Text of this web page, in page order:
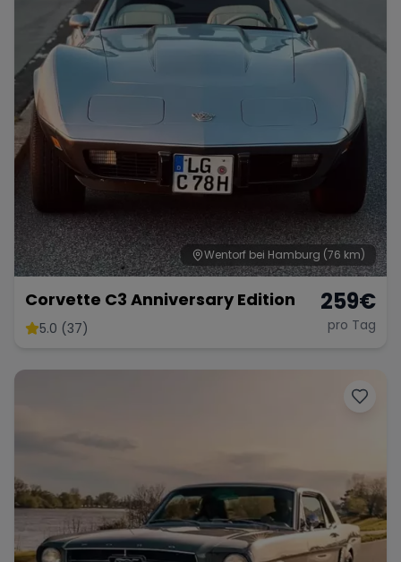
Wentorf bei Hamburg (76 km)
Corvette C3 Anniversary Edition
5.0 (37)
259€
pro Tag